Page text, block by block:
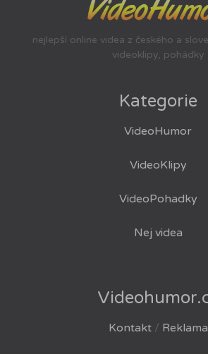
nejlepší online videa z českého a
videoklipy, pohádky
Kategorie
VideoHumor
VideoKlipy
VideoPohadky
Nej videa
Kontakt/ Reklama